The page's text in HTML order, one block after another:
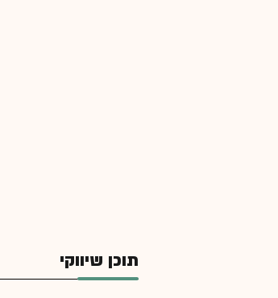
תוכן שיווקי